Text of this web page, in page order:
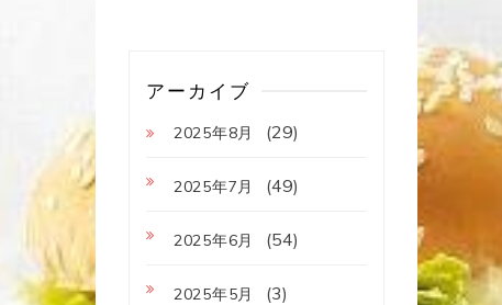
アーカイブ
2025年8月 (29)
2025年7月 (49)
2025年6月 (54)
2025年5月 (3)